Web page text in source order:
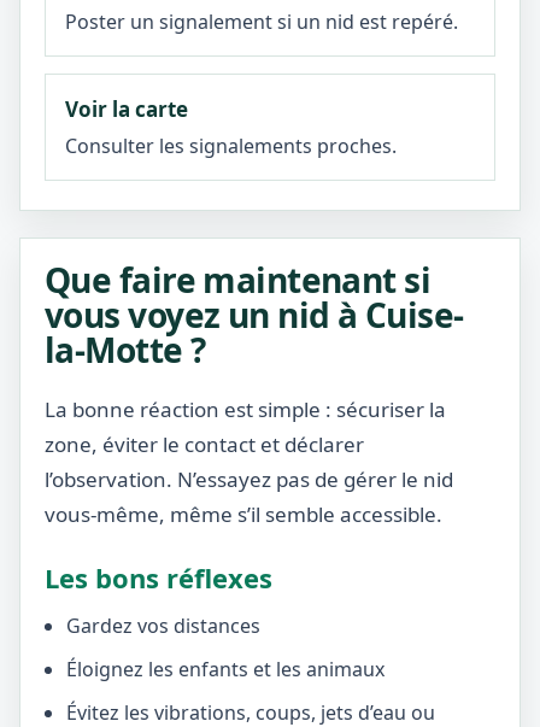
Poster un signalement si un nid est repéré.
Voir la carte
Consulter les signalements proches.
Que faire maintenant si
vous voyez un nid à Cuise-
la-Motte ?
La bonne réaction est simple : sécuriser la
zone, éviter le contact et déclarer
l’observation. N’essayez pas de gérer le nid
vous-même, même s’il semble accessible.
Les bons réflexes
Gardez vos distances
Éloignez les enfants et les animaux
Évitez les vibrations, coups, jets d’eau ou